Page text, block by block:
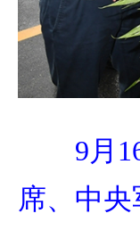
9月
席、中